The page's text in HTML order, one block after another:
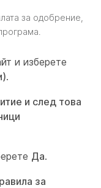
за одобрение,
и изберете
.
и след това
Да.
за